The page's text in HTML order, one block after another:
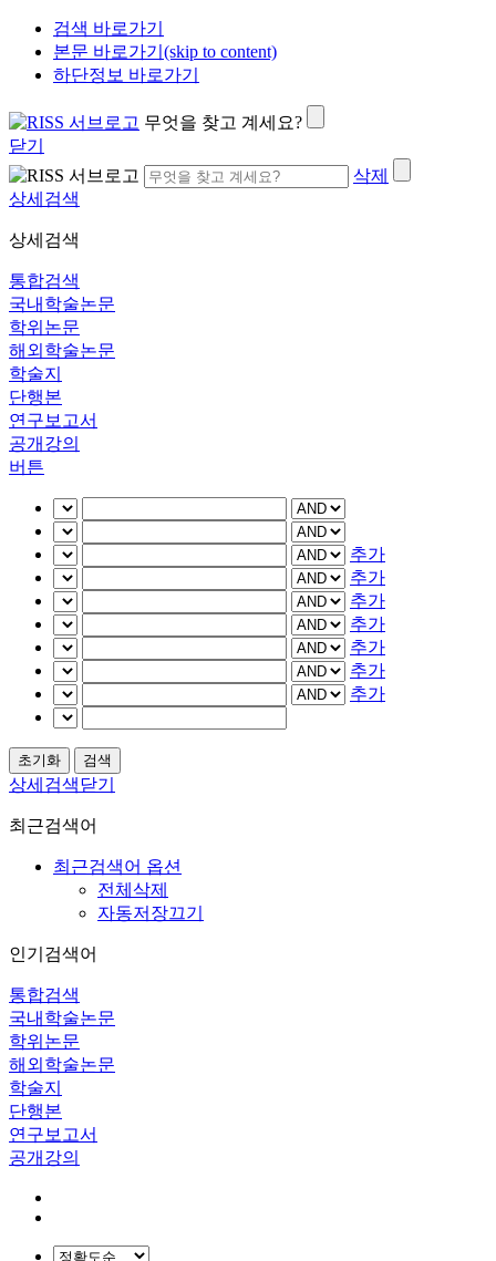
검색 바로가기
본문 바로가기(skip to content)
하단정보 바로가기
무엇을 찾고 계세요?
닫기
삭제
상세검색
상세검색
통합검색
국내학술논문
학위논문
해외학술논문
학술지
단행본
연구보고서
공개강의
버튼
추가
추가
추가
추가
추가
추가
추가
상세검색닫기
최근검색어
최근검색어 옵션
전체삭제
자동저장끄기
인기검색어
통합검색
국내학술논문
학위논문
해외학술논문
학술지
단행본
연구보고서
공개강의